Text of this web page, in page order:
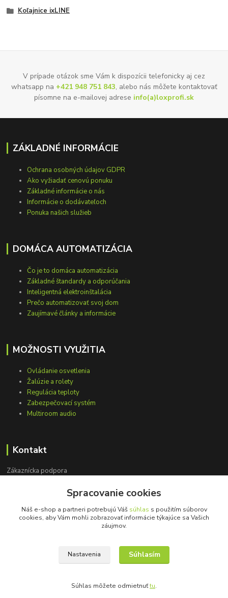
Koľajnice ixLINE
V prípade otázok sme Vám k dispozícii telefonicky aj cez
whatsapp na +421 948 751 843, alebo nás môžete kontaktovať
písomne na e-mailovej adrese info(a)loxprofi.sk
ZÁKLADNÉ INFORMÁCIE
Ochrana osobných údajov GDPR
Ako vyžiadať cenovú ponuku
Základné informácie o nás
Informácie o dodávateľoch
Ponuka našich služieb
DOMÁCA AUTOMATIZÁCIA
Čo je to domáca automatizácia
Základné štandardy a odporúčania
Inteligentná elektroinštalácia
Prečo automatizovať svoj dom
Zaujímavé články a informácie
MOŽNOSTI VYUŽITIA
Ovládanie osvetlenia
Žalúzie a rolety
Regulácia teploty
Zabezpečovací systém
Multiroom audio
Kontakt
Zákaznícka podpora
info@loxprofi.sk
©2018-2024 LOXprofi - všetky práva vyhradené
Spracovanie cookies
Náš e-shop a partneri potrebujú Váš súhlas s použitím súborov
cookies, aby Vám mohli zobrazovať informácie týkajúce sa Vašich
záujmov.
Nastavenia Súhlasím
Súhlas môžete odmietnuťtu.